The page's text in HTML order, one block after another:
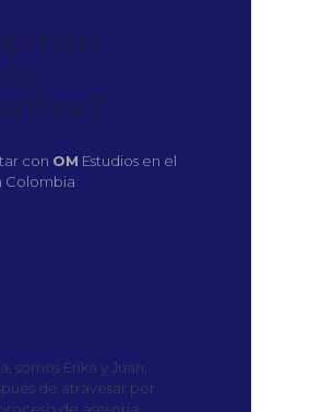
con OM Estudios en el
Colombia
somos Erika y Juan;
de atravesar por